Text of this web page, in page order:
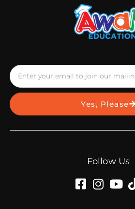
Yes, Please
Follow Us